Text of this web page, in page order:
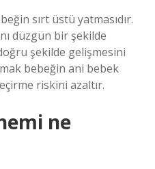
sırt üstü yatmasıdır.
düzgün bir şekilde
şekilde gelişmesini
bebeğin ani bebek
riskini azaltır.
ne